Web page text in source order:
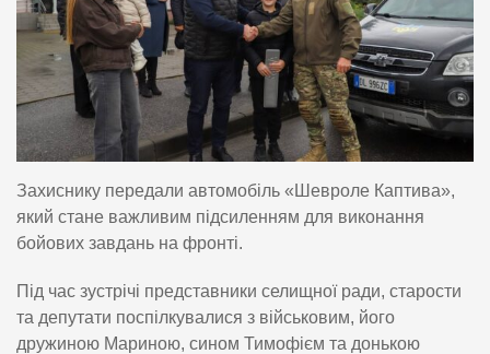
Захиснику передали автомобіль «Шевроле Каптива»,
який стане важливим підсиленням для виконання
бойових завдань на фронті.
Під час зустрічі представники селищної ради, старости
та депутати поспілкувалися з військовим, його
дружиною Мариною, сином Тимофієм та донькою